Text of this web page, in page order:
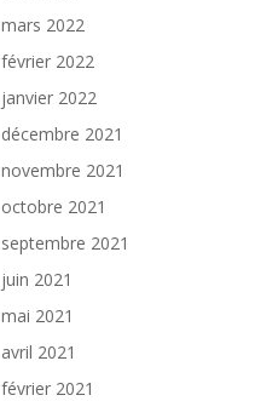
mars 2022
février 2022
janvier 2022
décembre 2021
novembre 2021
octobre 2021
septembre 2021
juin 2021
mai 2021
avril 2021
février 2021